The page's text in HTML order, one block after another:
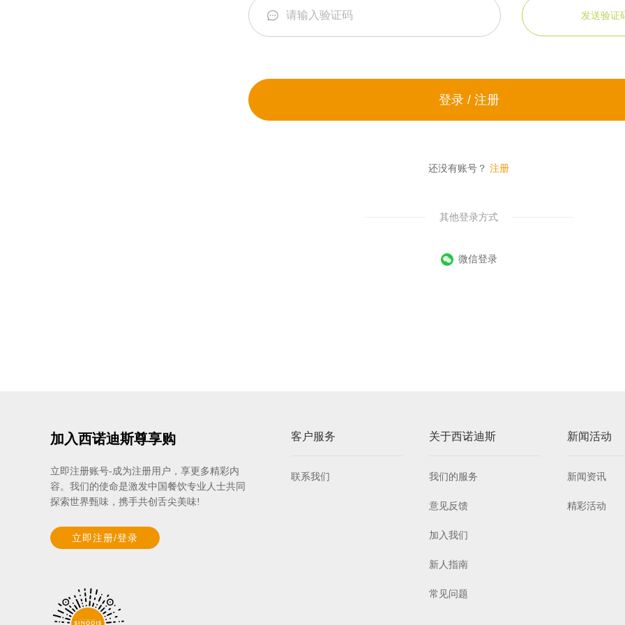
发送验证
登录 / 注册
还没有账号？ 注册
其他登录方式
微信登录
加入西诺迪斯尊享购
立即注册账号-成为注册用户，享更多精彩内
容。我们的使命是激发中国餐饮专业人士共同
探索世界甄味，携手共创舌尖美味!
立即注册/登录
客户服务
联系我们
关于西诺迪斯
我们的服务
意见反馈
加入我们
新人指南
常见问题
新闻活动
新闻资讯
精彩活动